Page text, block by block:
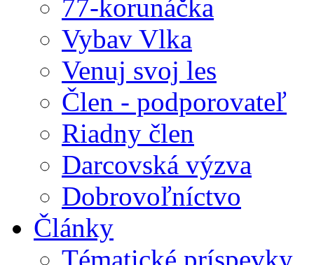
77-korunáčka
Vybav Vlka
Venuj svoj les
Člen - podporovateľ
Riadny člen
Darcovská výzva
Dobrovoľníctvo
Články
Tématické príspevky